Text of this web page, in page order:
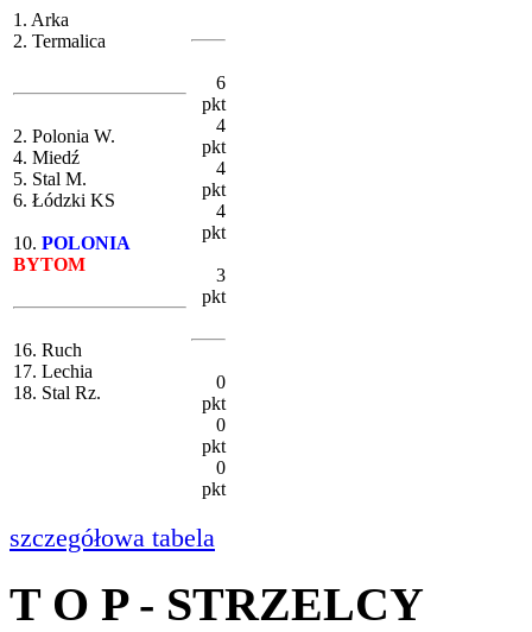
1. Arka
2. Termalica
2. Polonia W.
4. Miedź
5. Stal M.
6. Łódzki KS
10. POLONIA
BYTOM
16. Ruch
17. Lechia
18. Stal Rz.
6
pkt
4
pkt
4
pkt
4
pkt
3
pkt
0
pkt
0
pkt
0
pkt
szczegółowa tabela
T O P - STRZELCY